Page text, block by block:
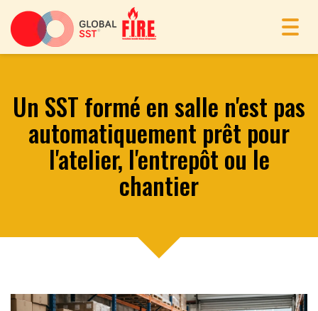
Un SST formé en salle n'est pas
automatiquement prêt pour
l'atelier, l'entrepôt ou le
chantier